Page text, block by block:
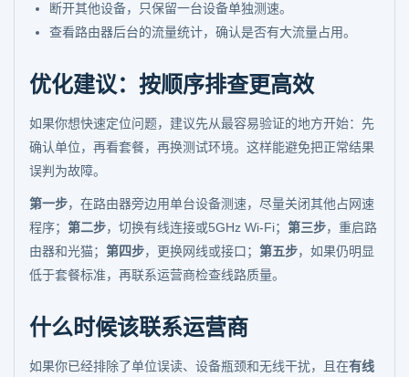
断开其他设备，只保留一台设备单独测速。
查看路由器后台的流量统计，确认是否有大流量占用。
优化建议：按顺序排查更高效
如果你想快速定位问题，建议先从最容易验证的地方开始：先
确认单位，再看套餐，再换测试环境。这样能避免把正常结果
误判为故障。
第一步，在路由器旁边用单台设备测速，尽量关闭其他占网速
程序； 第二步，切换有线连接或5GHz Wi-Fi； 第三步，重启路
由器和光猫； 第四步，更换网线或接口； 第五步，如果仍明显
低于套餐标准，再联系运营商检查线路质量。
什么时候该联系运营商
如果你已经排除了单位误读、设备瓶颈和无线干扰，且在有线